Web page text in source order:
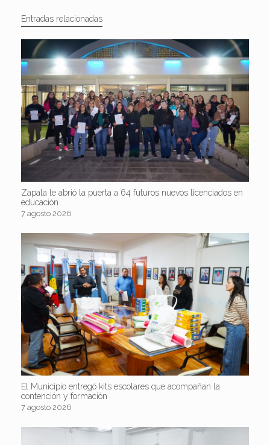
Entradas relacionadas
Zapala le abrió la puerta a 64 futuros nuevos licenciados en
educación
7 agosto 2026
El Municipio entregó kits escolares que acompañan la
contención y formación
7 agosto 2026